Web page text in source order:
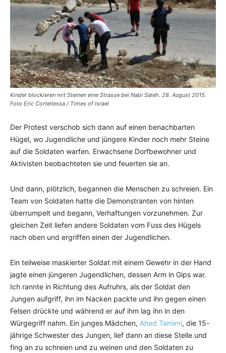
Kinder blockieren mit Steinen eine Strasse bei Nabi Saleh. 28. August 2015.
Foto Eric Cortellessa / Times of Israel
Der Protest verschob sich dann auf einen benachbarten
Hügel, wo Jugendliche und jüngere Kinder noch mehr Steine
auf die Soldaten warfen. Erwachsene Dorfbewohner und
Aktivisten beobachteten sie und feuerten sie an.
Und dann, plötzlich, begannen die Menschen zu schreien. Ein
Team von Soldaten hatte die Demonstranten von hinten
überrumpelt und begann, Verhaftungen vorzunehmen. Zur
gleichen Zeit liefen andere Soldaten vom Fuss des Hügels
nach oben und ergriffen einen der Jugendlichen.
Ein teilweise maskierter Soldat mit einem Gewehr in der Hand
jagte einen jüngeren Jugendlichen, dessen Arm in Gips war.
Ich rannte in Richtung des Aufruhrs, als der Soldat den
Jungen aufgriff, ihn im Nacken packte und ihn gegen einen
Felsen drückte und während er auf ihm lag ihn in den
Würgegriff nahm. Ein junges Mädchen, Ahed Tamimi, die 15-
jährige Schwester des Jungen, lief dann an diese Stelle und
fing an zu schreien und zu weinen und den Soldaten zu